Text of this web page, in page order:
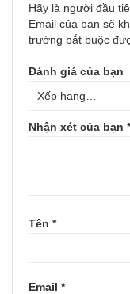
Hãy là người đầu
Email của bạn sẽ
trường bắt buộc
Đánh giá của bạn
Nhận xét của bạn *
Tên *
Email *